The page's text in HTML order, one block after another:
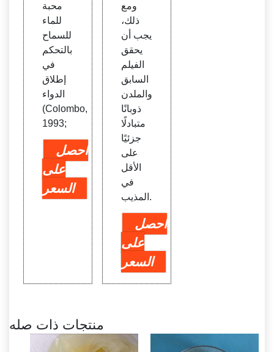
محبة
للماء
للسماح
بالتحكم
في
إطلاق
الدواء
(Colombo,
1993;
احصل
على
السعر
ومع
ذلك،
يجب أن
يحقق
الفيلم
السابق
والملدن
ذوبانًا
متبادلًا
جزئيًا
على
الأقل
في
المذيب.
احصل
على
السعر
منتجات ذات صله